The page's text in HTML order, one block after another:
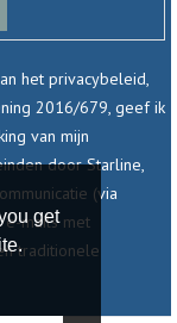
get
het privacybeleid,
2016/679, geef ik
van mijn
door Starline,
(via
e-mails met
traditionele